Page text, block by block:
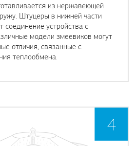
из нержавеющей
Штуцеры в нижней части
соединение устройства с
модели змеевиков могут
отличия, связанные с
теплообмена.
4